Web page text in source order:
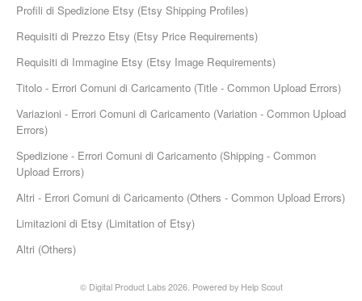
Walmart Integration
Contact
Profili di Spedizione Etsy (Etsy Shipping Profiles)
Requisiti di Prezzo Etsy (Etsy Price Requirements)
Requisiti di Immagine Etsy (Etsy Image Requirements)
Titolo - Errori Comuni di Caricamento (Title - Common Upload Errors)
Variazioni - Errori Comuni di Caricamento (Variation - Common Upload
Errors)
Spedizione - Errori Comuni di Caricamento (Shipping - Common
Upload Errors)
Altri - Errori Comuni di Caricamento (Others - Common Upload Errors)
Limitazioni di Etsy (Limitation of Etsy)
Altri (Others)
© Digital Product Labs 2026. Powered by Help Scout